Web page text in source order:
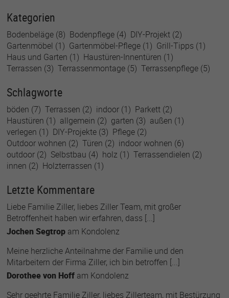
Kategorien
Bodenbeläge(8) Bodenpflege(4) DIY-Projekt(2)
Gartenmöbel (1) Gartenmöbel-Pflege(1) Grill-Tipps (1)
Haus und Garten (1) Haustüren-Innentüren (1)
Terrassen (3) Terrassenmontage(5) Terrassenpflege(5)
Schlagworte
böden (7) Terrassen (2) indoor(1) Parkett(2)
Haustüren (1) allgemein (2) garten (3) außen (1)
verlegen (1) DIY-Projekte(3) Pflege(2)
Outdoor wohnen (2) Türen (2) indoor wohnen (6)
outdoor(2) Selbstbau (4) holz(1) Terrassendielen (2)
innen (2) Holzterrassen (1)
Letzte Kommentare
Liebe Familie Ziller, liebes Ziller Team, mit großer
Betroffenheit haben wir erfahren, dass [...]
Jochen Segtrop am Kondolenz
Meine herzliche Anteilnahme der Familie und den
Mitarbeitern der Firma Ziller, ich bin betroffen [...]
Dorothee von Hoff am Kondolenz
Sehr geehrte Familie Ziller, liebes Zillerteam, mit Bestürzung